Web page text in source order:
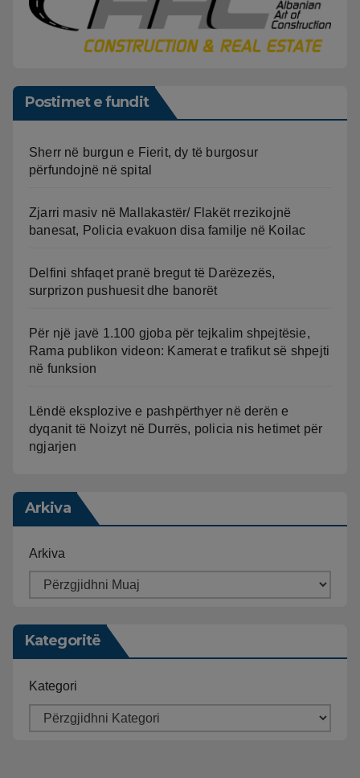
Postimet e fundit
Sherr në burgun e Fierit, dy të burgosur
përfundojnë në spital
Zjarri masiv në Mallakastër/ Flakët rrezikojnë
banesat, Policia evakuon disa familje në Koilac
Delfini shfaqet pranë bregut të Darëzezës,
surprizon pushuesit dhe banorët
Për një javë 1.100 gjoba për tejkalim shpejtësie,
Rama publikon videon: Kamerat e trafikut së shpejti
në funksion
Lëndë eksplozive e pashpërthyer në derën e
dyqanit të Noizyt në Durrës, policia nis hetimet për
ngjarjen
Arkiva
Arkiva
Kategoritë
Kategori